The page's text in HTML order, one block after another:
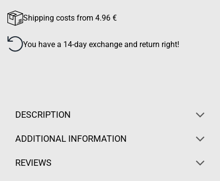
Shipping costs from 4.96 €
You have a 14-day exchange and return right!
DESCRIPTION
ADDITIONAL INFORMATION
REVIEWS